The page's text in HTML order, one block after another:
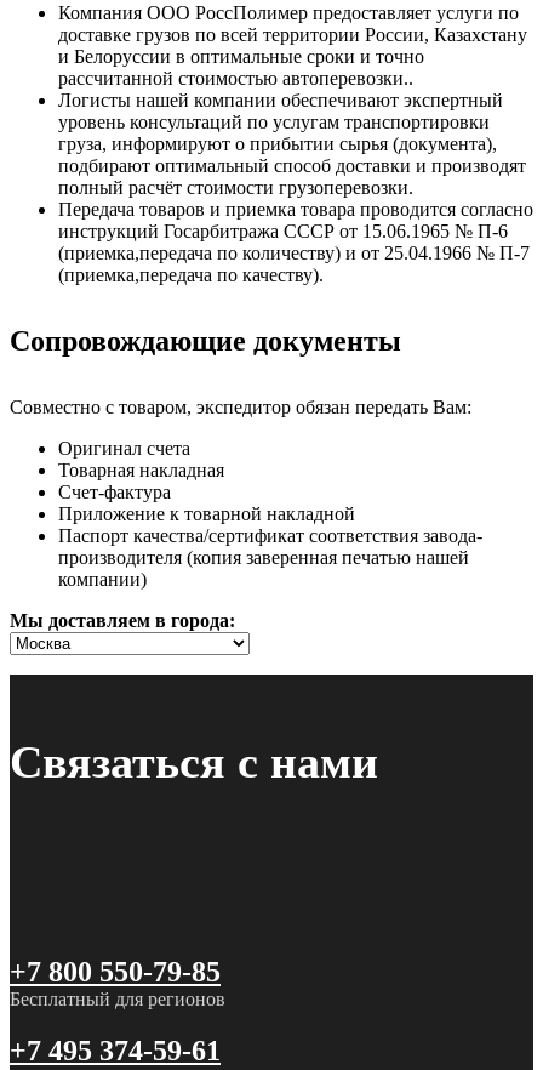
Компания ООО РоссПолимер предоставляет услуги по
доставке грузов по всей территории России, Казахстану
и Белоруссии в оптимальные сроки и точно
рассчитанной стоимостью автоперевозки..
Логисты нашей компании обеспечивают экспертный
уровень консультаций по услугам транспортировки
груза, информируют о прибытии сырья (документа),
подбирают оптимальный способ доставки и производят
полный расчёт стоимости грузоперевозки.
Передача товаров и приемка товара проводится согласно
инструкций Госарбитража СССР от 15.06.1965 № П-6
(приемка,передача по количеству) и от 25.04.1966 № П-7
(приемка,передача по качеству).
Сопровождающие документы
Совместно с товаром, экспедитор обязан передать Вам:
Оригинал счета
Товарная накладная
Счет-фактура
Приложение к товарной накладной
Паспорт качества/сертификат соответствия завода-
производителя (копия заверенная печатью нашей
компании)
Мы доставляем в города:
Связаться с нами
+7 800 550-79-85
Бесплатный для регионов
+7 495 374-59-61